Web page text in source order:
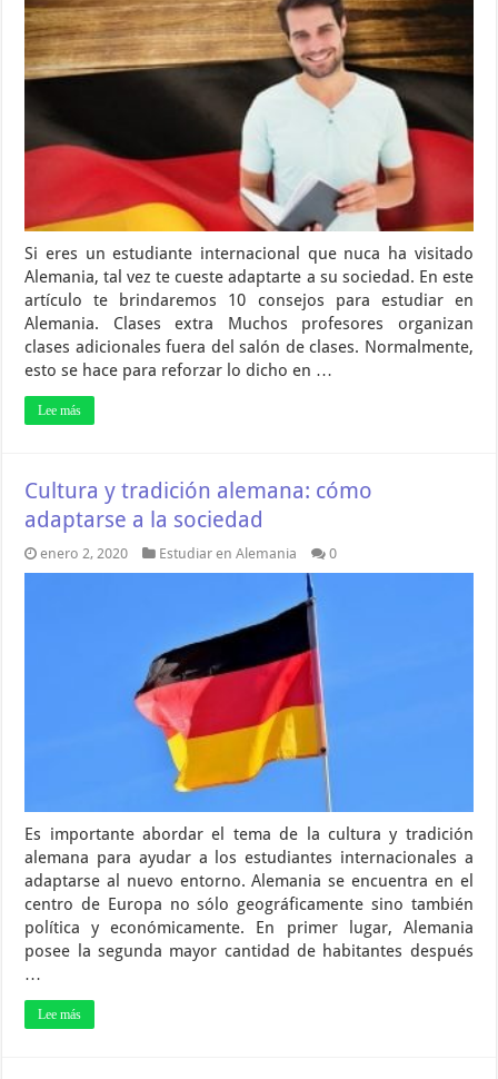
Si eres un estudiante internacional que nuca ha visitado
Alemania, tal vez te cueste adaptarte a su sociedad. En este
artículo te brindaremos 10 consejos para estudiar en
Alemania. Clases extra Muchos profesores organizan
clases adicionales fuera del salón de clases. Normalmente,
esto se hace para reforzar lo dicho en …
Lee más
Cultura y tradición alemana: cómo
adaptarse a la sociedad
enero 2, 2020 Estudiar en Alemania 0
Es importante abordar el tema de la cultura y tradición
alemana para ayudar a los estudiantes internacionales a
adaptarse al nuevo entorno. Alemania se encuentra en el
centro de Europa no sólo geográficamente sino también
política y económicamente. En primer lugar, Alemania
posee la segunda mayor cantidad de habitantes después
…
Lee más